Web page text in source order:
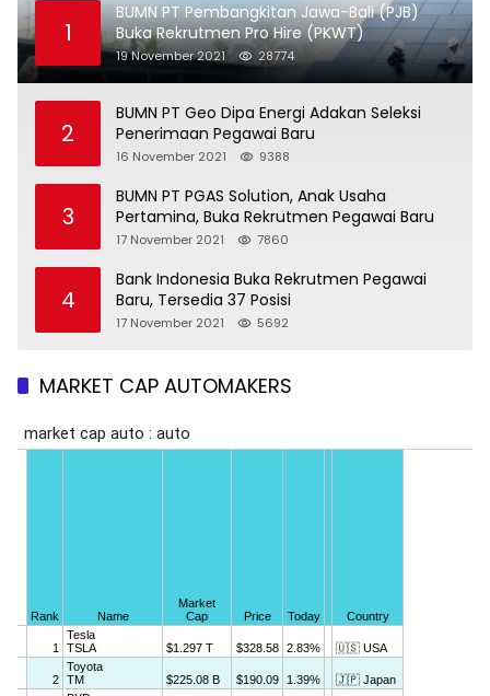
1
BUMN PT Pembangkitan Jawa-Bali (PJB)
Buka Rekrutmen Pro Hire (PKWT)
19 November 2021 28774
2
BUMN PT Geo Dipa Energi Adakan Seleksi
Penerimaan Pegawai Baru
16 November 2021 9388
3
BUMN PT PGAS Solution, Anak Usaha
Pertamina, Buka Rekrutmen Pegawai Baru
17 November 2021 7860
4
Bank Indonesia Buka Rekrutmen Pegawai
Baru, Tersedia 37 Posisi
17 November 2021 5692
MARKET CAP AUTOMAKERS